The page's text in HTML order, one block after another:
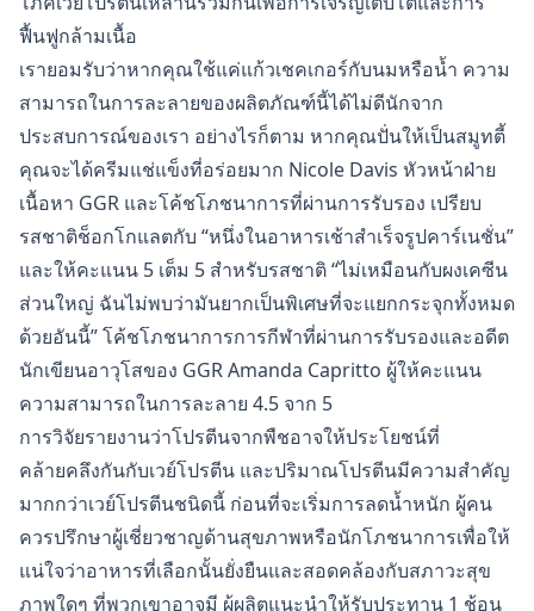
ฟื้นฟูกล้ามเนื้อ
เรายอมรับว่าหากคุณใช้แค่แก้วเชคเกอร์กับนมหรือน้ำ ความ
สามารถในการละลายของผลิตภัณฑ์นี้ได้ไม่ดีนักจาก
ประสบการณ์ของเรา อย่างไรก็ตาม หากคุณปั่นให้เป็นสมูทตี้
คุณจะได้ครีมแช่แข็งที่อร่อยมาก Nicole Davis หัวหน้าฝ่าย
เนื้อหา GGR และโค้ชโภชนาการที่ผ่านการรับรอง เปรียบ
รสชาติช็อกโกแลตกับ “หนึ่งในอาหารเช้าสำเร็จรูปคาร์เนชั่น”
และให้คะแนน 5 เต็ม 5 สำหรับรสชาติ “ไม่เหมือนกับผงเคซีน
ส่วนใหญ่ ฉันไม่พบว่ามันยากเป็นพิเศษที่จะแยกกระจุกทั้งหมด
ด้วยอันนี้” โค้ชโภชนาการการกีฬาที่ผ่านการรับรองและอดีต
นักเขียนอาวุโสของ GGR Amanda Capritto ผู้ให้คะแนน
ความสามารถในการละลาย 4.5 จาก 5
การวิจัยรายงานว่าโปรตีนจากพืชอาจให้ประโยชน์ที่
คล้ายคลึงกันกับเวย์โปรตีน และปริมาณโปรตีนมีความสำคัญ
มากกว่าเวย์โปรตีนชนิดนี้ ก่อนที่จะเริ่มการลดน้ำหนัก ผู้คน
ควรปรึกษาผู้เชี่ยวชาญด้านสุขภาพหรือนักโภชนาการเพื่อให้
แน่ใจว่าอาหารที่เลือกนั้นยั่งยืนและสอดคล้องกับสภาวะสุข
ภาพใดๆ ที่พวกเขาอาจมี ผู้ผลิตแนะนำให้รับประทาน 1 ช้อน